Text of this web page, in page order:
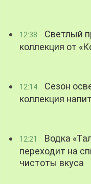
12:38
Светлый
коллекция от
12:14
Сезон
коллекция
12:21
Водка
переходит на
чистоты вкуса